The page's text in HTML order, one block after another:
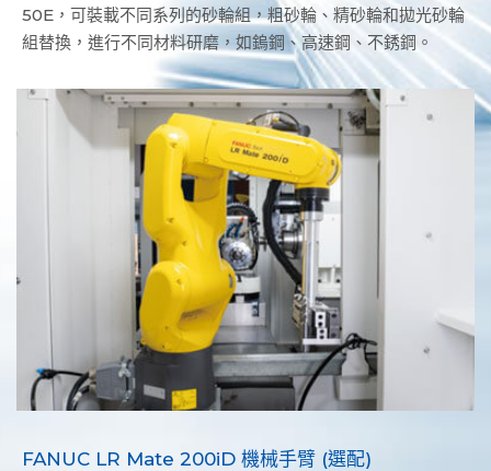
50E，可裝載不同系列的砂輪組，粗砂輪、精砂輪和拋光砂輪
組替換，進行不同材料研磨，如鎢鋼、高速鋼、不銹鋼。
FANUC LR Mate 200iD 機械手臂 (選配)